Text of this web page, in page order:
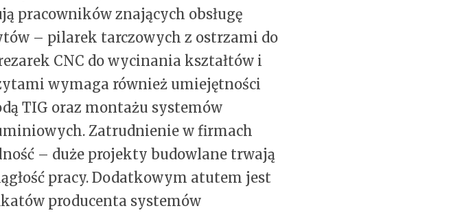
pracowników znających obsługę
– pilarek tarczowych z ostrzami do
CNC do wycinania kształtów i
wymaga również umiejętności
TIG oraz montażu systemów
Zatrudnienie w firmach
– duże projekty budowlane trwają
pracy. Dodatkowym atutem jest
producenta systemów